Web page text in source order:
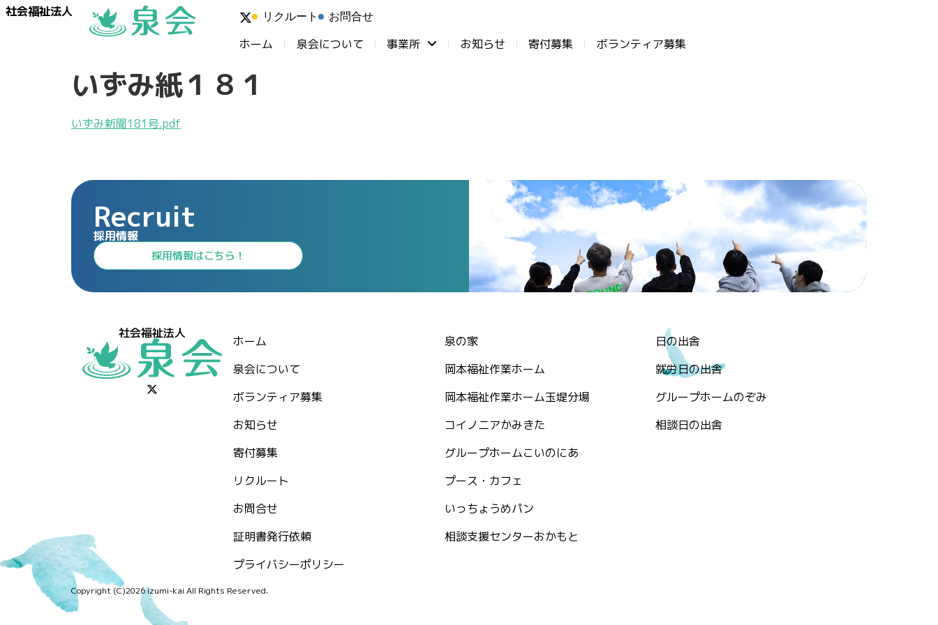
社会福祉法人 リクルート お問合せ
ホーム 泉会について 事業所 お知らせ ⁨寄付募集 ボランティア募集
いずみ紙１８１
いずみ新聞181号.pdf
Recruit
採用情報
⁩採用情報⁩はこちら！
社会福祉法人
ホーム
泉会について
ボランティア募集
お知らせ
⁨寄付募集
リクルート
お問合せ
証明書発行依頼
プライバシーポリシー
泉の家
岡本福祉作業ホーム
岡本福祉作業ホーム玉堤分場
コイノニアかみきた
グループホームこいのにあ
プース・カフェ
いっちょうめパン
相談支援センターおかもと
日の出舎
就労日の出舎
グループホームのぞみ
相談日の出舎
Copyright (C)2026 izumi-kai All Rights Reserved.